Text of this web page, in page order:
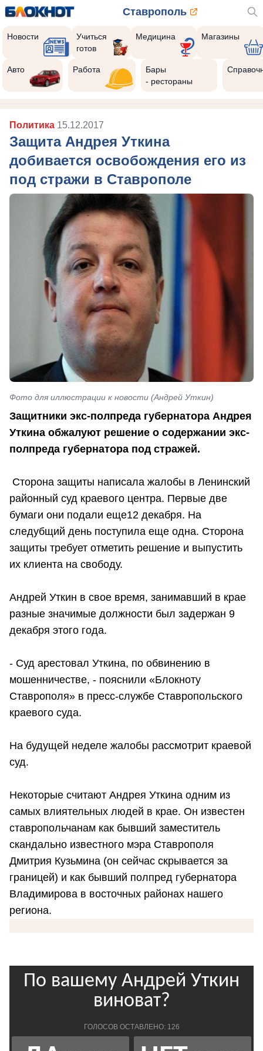
Ставрополь
Новости
Учиться
готов
Медицина Магазины
Авто Работа
Бары
- рестораны
Политика 15.12.2017
Защита Андрея Уткина
добивается освобождения его из
под стражи в Ставрополе
Фото для иллюстрации к новости (Андрей Уткин)
Защитники экс-полпреда губернатора Андрея
Уткина обжалуют решение о содержании экс-
полпреда губернатора под стражей.
Сторона защиты написала жалобы в Ленинский
районный суд краевого центра. Первые две
бумаги они подали еще12 декабря. На
следубщий день поступила еще одна. Сторона
защиты требует отметить решение и выпустить
их клиента на свободу.
Андрей Уткин в свое время, занимавший в крае
разные значимые должности был задержан 9
декабря этого года.
- Суд арестовал Уткина, по обвинению в
мошенничестве, - пояснили «Блокноту
Ставрополя» в пресс-службе Ставропольского
краевого суда.
На будущей неделе жалобы рассмотрит краевой
суд.
Некоторые считают Андрея Уткина одним из
самых влиятельных людей в крае. Он известен
ставропольчанам как бывший заместитель
скандально известного мэра Ставрополя
Дмитрия Кузьмина (он сейчас скрывается за
границей) и как бывший полпред губернатора
Владимирова в восточных районах нашего
региона.